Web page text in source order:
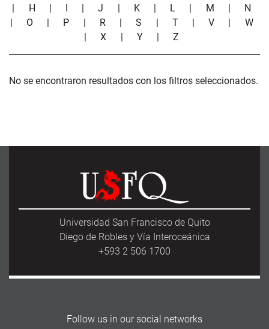
| H | I |J | K | L | M | N
| O | P | R |S | T |V | W
|X | Y |Z
No se encontraron resultados con los filtros seleccionados.
Universidad San Francisco de Quito
Diego de Robles y Vía Interoceánica
+593 2 506 1700
Follow us in our social networks